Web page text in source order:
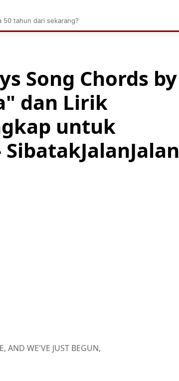
Sawit Tarombo Batak
Song Chords by
dan Lirik
untuk
AND WE'VE JUST BEGUN,
50 tahun dari sekarang?